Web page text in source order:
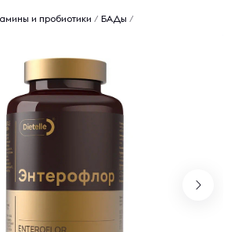
и пробиотики / БАДы /